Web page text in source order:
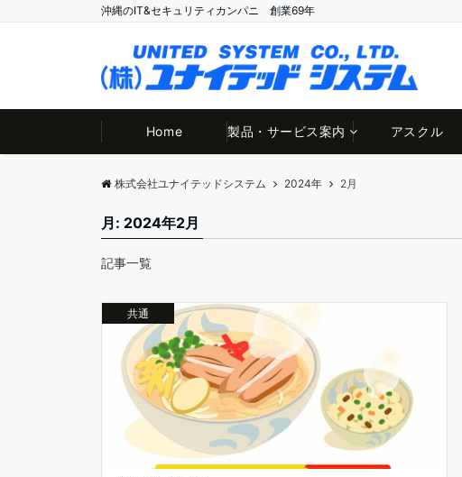
沖縄のIT&セキュリティカンパニ 創業69年
Home 製品・サービス案内 アスクル
株式会社ユナイテッドシステム 2024年 2月
月: 2024年2月
記事一覧
共通